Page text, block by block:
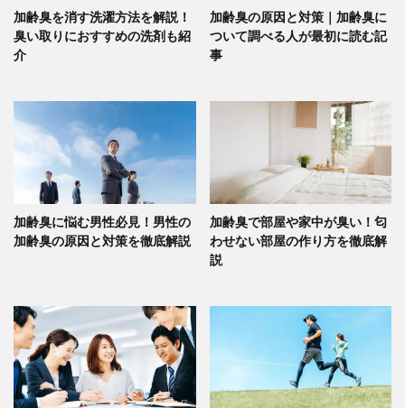
加齢臭を消す洗濯方法を解説！
臭い取りにおすすめの洗剤も紹
介
加齢臭の原因と対策｜加齢臭に
ついて調べる人が最初に読む記
事
加齢臭に悩む男性必見！男性の
加齢臭の原因と対策を徹底解説
加齢臭で部屋や家中が臭い！匂
わせない部屋の作り方を徹底解
説